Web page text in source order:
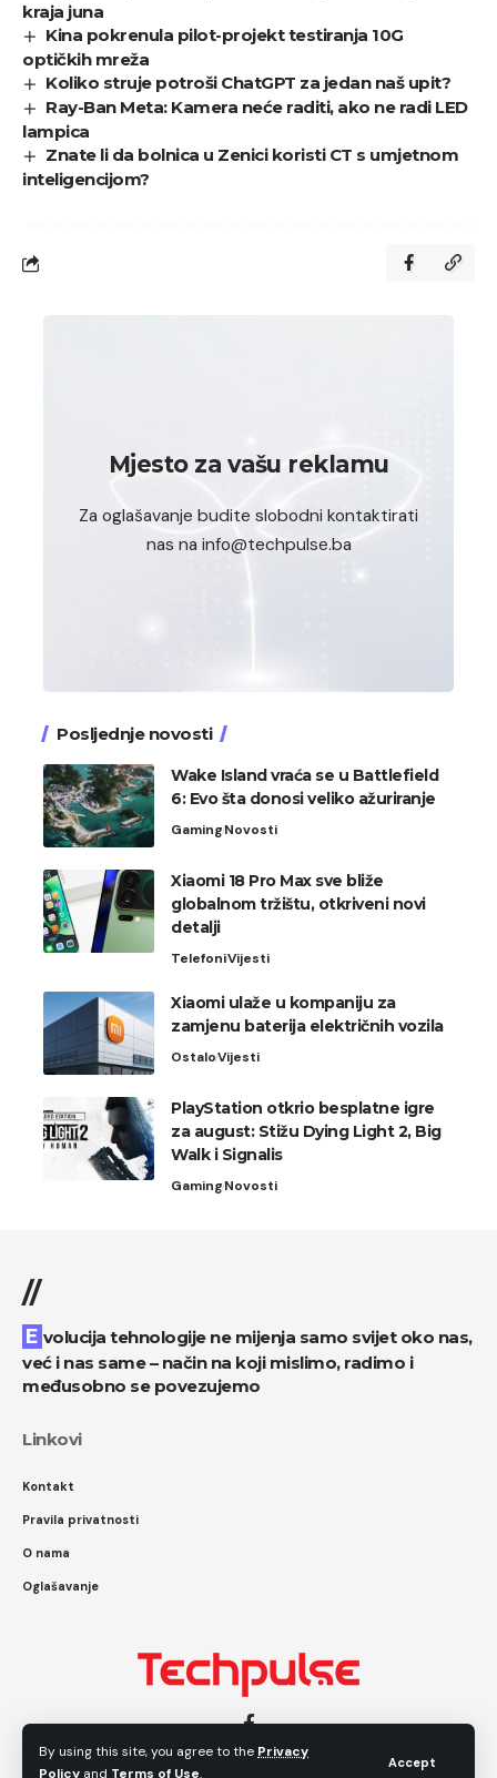
By using this site, you agree to the Privacy
Policy and Terms of Use.
Accept
kraja juna
Kina pokrenula pilot-projekt testiranja 10G
optičkih mreža
Koliko struje potroši ChatGPT za jedan naš upit?
Ray-Ban Meta: Kamera neće raditi, ako ne radi LED
lampica
Znate li da bolnica u Zenici koristi CT s umjetnom
inteligencijom?
Mjesto za vašu reklamu
Za oglašavanje budite slobodni kontaktirati
nas na info@techpulse.ba
Posljednje novosti
Wake Island vraća se u Battlefield
6: Evo šta donosi veliko ažuriranje
GamingNovosti
Xiaomi 18 Pro Max sve bliže
globalnom tržištu, otkriveni novi
detalji
TelefoniVijesti
Xiaomi ulaže u kompaniju za
zamjenu baterija električnih vozila
OstaloVijesti
PlayStation otkrio besplatne igre
za august: Stižu Dying Light 2, Big
Walk i Signalis
GamingNovosti
//
Evolucija tehnologije ne mijenja samo svijet oko nas,
već i nas same – način na koji mislimo, radimo i
međusobno se povezujemo
Linkovi
Kontakt
Pravila privatnosti
O nama
Oglašavanje